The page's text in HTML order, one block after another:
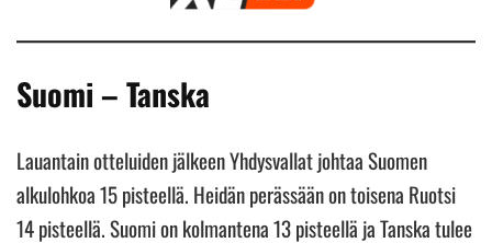
Suomi – Tanska
Lauantain otteluiden jälkeen Yhdysvallat johtaa Suomen
alkulohkoa 15 pisteellä. Heidän perässään on toisena Ruotsi
14 pisteellä. Suomi on kolmantena 13 pisteellä ja Tanska tulee